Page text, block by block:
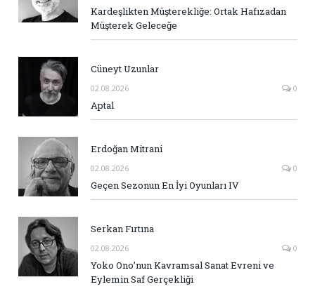
Kardeşlikten Müşterekliğe: Ortak Hafızadan
Müşterek Geleceğe
Cüneyt Uzunlar
02.08.2026 0
Aptal
Erdoğan Mitrani
02.08.2026 0
Geçen Sezonun En İyi Oyunları IV
Serkan Fırtına
02.08.2026 0
Yoko Ono’nun Kavramsal Sanat Evreni ve
Eylemin Saf Gerçekliği